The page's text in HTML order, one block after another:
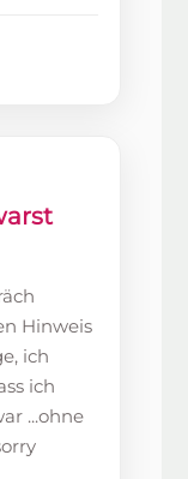
Hinweis
ich
ich
...ohne